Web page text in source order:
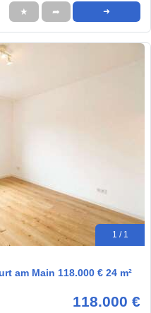
★ ➦ ➜
1 / 1
am Main 118.000 € 24 m²
118.000 €